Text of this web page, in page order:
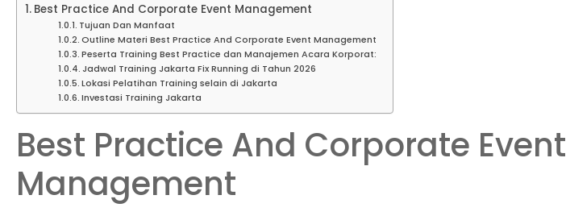
Best Practice And Corporate Event Management
Tujuan Dan Manfaat
Outline Materi Best Practice And Corporate Event Management
Peserta Training Best Practice dan Manajemen Acara Korporat:
Jadwal Training Jakarta Fix Running di Tahun 2026
Lokasi Pelatihan Training selain di Jakarta
Investasi Training Jakarta
Best Practice And Corporate Event
Management